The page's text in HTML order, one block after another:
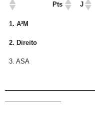
Pts J
1. A³M
2. Direito
3. ASA